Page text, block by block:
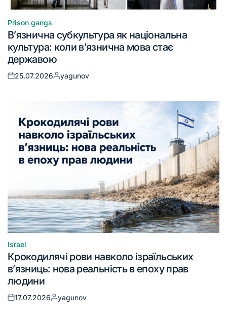
Prison gangs
В’язнична субкультура як національна
культура: коли в’язнична мова стає
державою
25.07.2026 yagunov
Israel
Крокодилячі рови навколо ізраїльських
в’язниць: нова реальність в епоху прав
людини
17.07.2026 yagunov